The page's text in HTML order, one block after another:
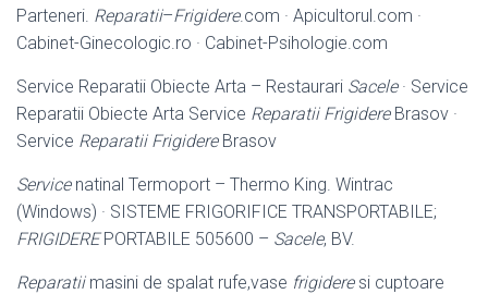
Parteneri. Reparatii–Frigidere.com · Apicultorul.com ·
Cabinet-Ginecologic.ro · Cabinet-Psihologie. com
Service Reparatii Obiecte Arta – Restaurari Sacele· Service
Reparatii Obiecte Arta Service Reparatii FrigidereBrasov ·
Service Reparatii FrigidereBrasov
Servicenatinal Termoport – Thermo King. Wintrac
(Windows) · SISTEME FRIGORIFICE TRANSPORTABILE;
FRIGIDEREPORTABILE 505600 – Sacele, BV.
Reparatiimasini de spalat rufe,vase frigideresi cuptoare